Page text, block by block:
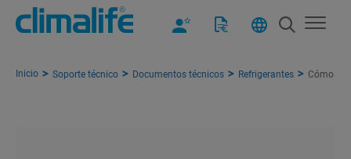
Inicio Soporte técnico Documentos técnicos Refrigerantes Cómo